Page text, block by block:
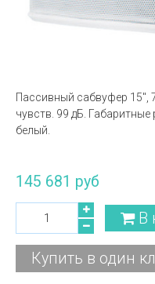
Пассивный сабвуфер 15'',
чувств. 99 дБ.
белый.
145 681 руб
В
Купить в один